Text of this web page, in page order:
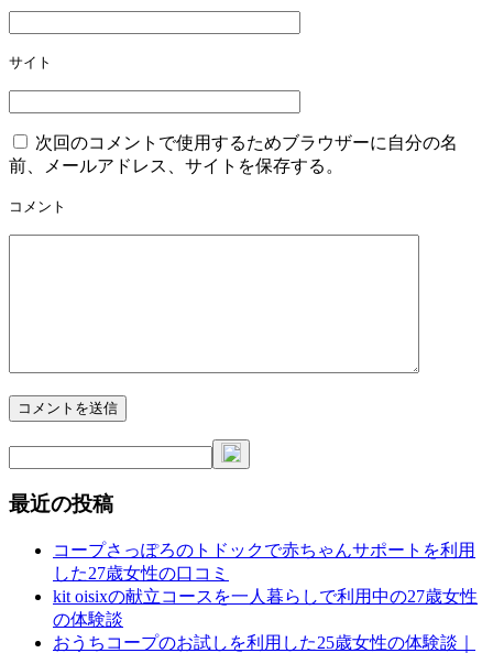
サイト
次回のコメントで使用するためブラウザーに自分の名
前、メールアドレス、サイトを保存する。
コメント
最近の投稿
コープさっぽろのトドックで赤ちゃんサポートを利用
した27歳女性の口コミ
kit oisixの献立コースを一人暮らしで利用中の27歳女性
の体験談
おうちコープのお試しを利用した25歳女性の体験談｜